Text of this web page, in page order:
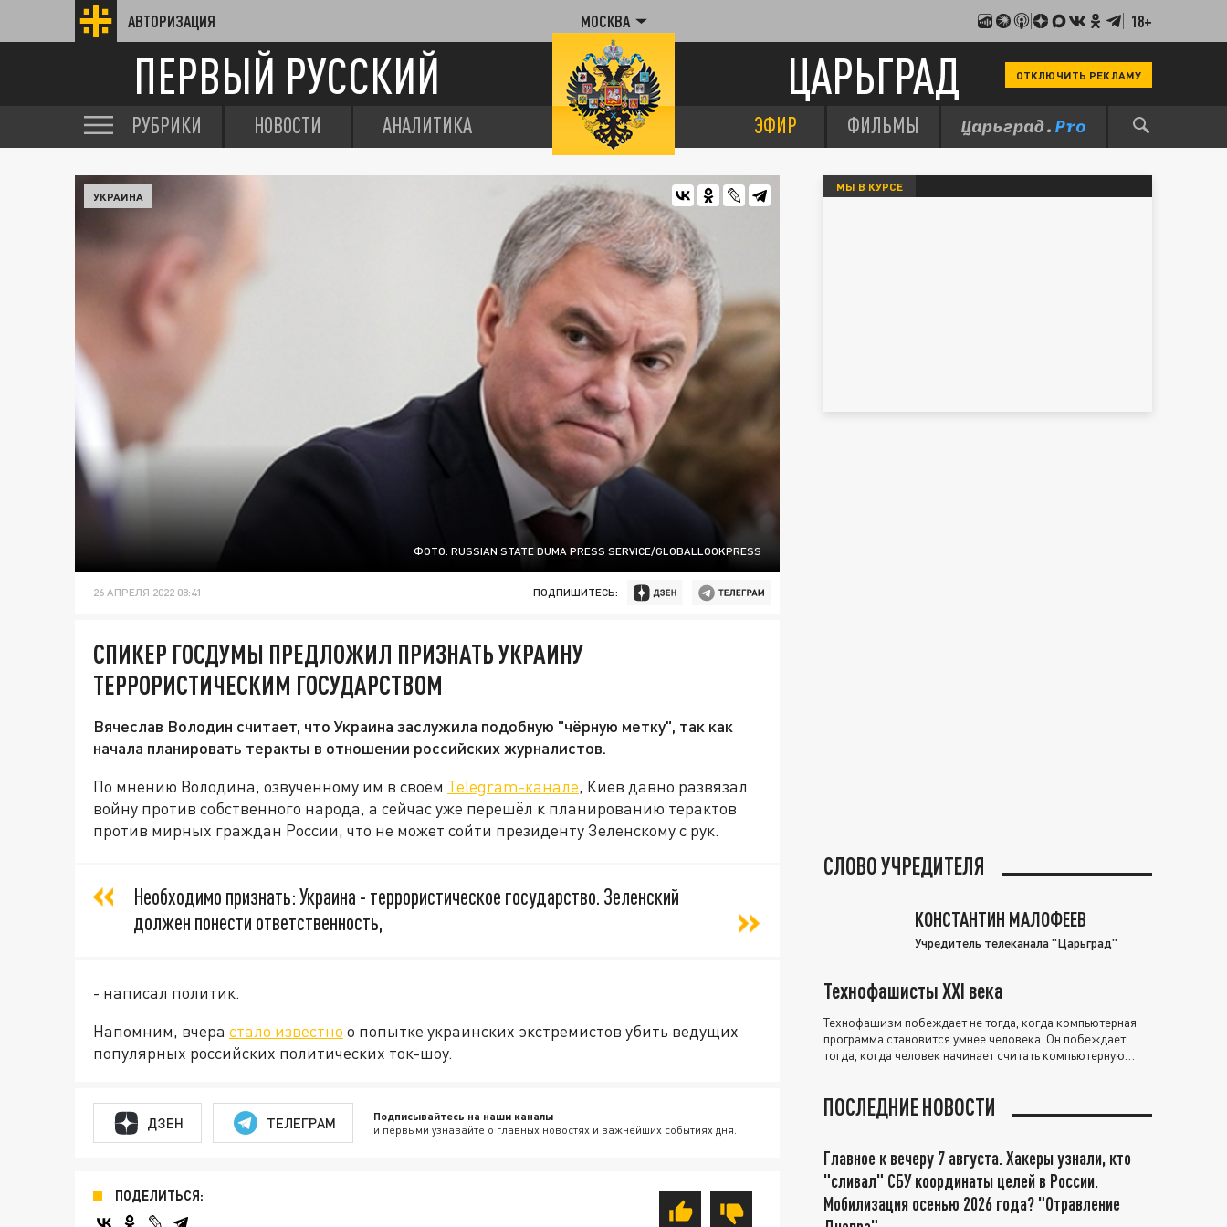
АВТОРИЗАЦИЯ МОСКВА 18+
ПЕРВЫЙ РУССКИЙ ЦАРЬГРАД ОТКЛЮЧИТЬ РЕКЛАМУ
РУБРИКИ НОВОСТИ АНАЛИТИКА ЭФИР ФИЛЬМЫ
ФОТО: RUSSIAN STATE DUMA PRESS SERVICE/GLOBALLOOKPRESS
УКРАИНА
26 АПРЕЛЯ 2022 08:41 ПОДПИШИТЕСЬ:
СПИКЕР ГОСДУМЫ ПРЕДЛОЖИЛ ПРИЗНАТЬ УКРАИНУ
ТЕРРОРИСТИЧЕСКИМ ГОСУДАРСТВОМ
Вячеслав Володин считает, что Украина заслужила подобную "чёрную метку", так как
начала планировать теракты в отношении российских журналистов.
По мнению Володина, озвученному им в своём Telegram-канале, Киев давно развязал
войну против собственного народа, а сейчас уже перешёл к планированию терактов
против мирных граждан России, что не может сойти президенту Зеленскому с рук.
Необходимо признать: Украина - террористическое государство. Зеленский
должен понести ответственность,
- написал политик.
Напомним, вчера стало известно о попытке украинских экстремистов убить ведущих
популярных российских политических ток-шоу.
ДЗЕН ТЕЛЕГРАМ Подписывайтесь на наши каналы
и первыми узнавайте о главных новостях и важнейших событиях дня.
ПОДЕЛИТЬСЯ:
МЫ В КУРСЕ
СЛОВО УЧРЕДИТЕЛЯ
КОНСТАНТИН МАЛОФЕЕВ
Учредитель телеканала "Царьград"
Технофашисты XXI века
Технофашизм побеждает не тогда, когда компьютерная
программа становится умнее человека. Он побеждает
тогда, когда человек начинает считать компьютерную
ПОСЛЕДНИЕ НОВОСТИ
Главное к вечеру 7 августа. Хакеры узнали, кто
"сливал" СБУ координаты целей в России.
Мобилизация осенью 2026 года? "Отравление